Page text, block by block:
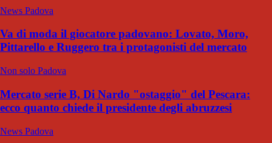
News Padova
Va di moda il giocatore padovano: Lovato, Moro,
Pittarello e Ruggero tra i protagonisti del mercato
Non solo Padova
Mercato serie B, Di Nardo "ostaggio" del Pescara:
ecco quanto chiede il presidente degli abruzzesi
News Padova